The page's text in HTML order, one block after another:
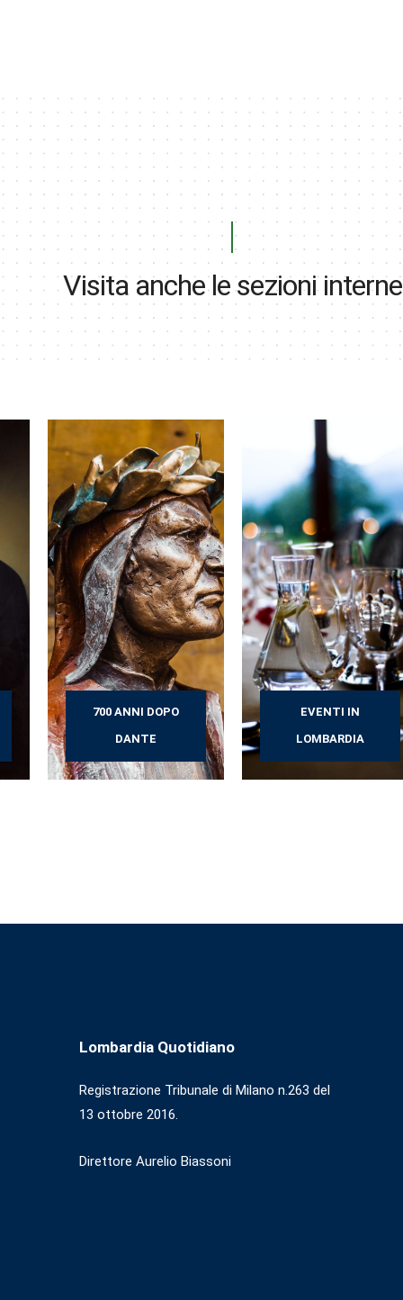
Visita anche le sezioni interne
700 ANNI DOPO
DANTE
EVENTI IN
LOMBARDIA
Lombardia Quotidiano
Registrazione Tribunale di Milano n.263 del
13 ottobre 2016.
Direttore Aurelio Biassoni